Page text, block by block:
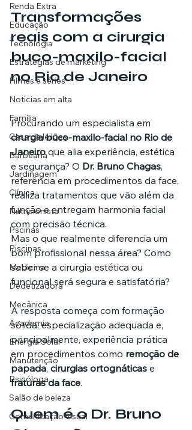
Renda Extra
Educação
Tecnologia
Estratégias de marketing
Filmes e séries
Noticias em alta
Família
Casa de leilões
Barbearia
Jardinagem
Clínica
Nutricionista
Pscinas
Piscinas
Medicina
Dedetizadora
Mecânica
Academia
Energia Solar
Manutenção
Psicóloga
Salão de beleza
Comunicação visual
Transformações
reais com a cirurgia
buco-maxilo-facial
no Rio de Janeiro
Procurando um especialista em
cirurgia buco-maxilo-facial no Rio de
Janeiro que alia experiência, estética
e segurança? O Dr. Bruno Chagas,
referência em procedimentos da face,
realiza tratamentos que vão além da
função e entregam harmonia facial
com precisão técnica.
Mas o que realmente diferencia um
bom profissional nessa área? Como
saber se a cirurgia estética ou
funcional será segura e satisfatória?
A resposta começa com formação
sólida, especialização adequada e,
principalmente, experiência prática
em procedimentos como remoção de
papada, cirurgias ortognáticas e
fraturas da face.
Quem é o Dr. Bruno